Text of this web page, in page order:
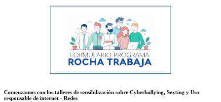
Comenzamos con los talleres de sensibilización sobre Cyberbullying, Sexting y Uso
responsable de internet - Redes